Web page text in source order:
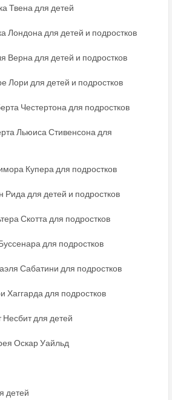
Твена для детей
Лондона для детей и подростков
Верна для детей и подростков
Лори для детей и подростков
Честертона для подростков
Льюиса Стивенсона для
Купера для подростков
для детей и подростков
Скотта для подростков
для подростков
Сабатини для подростков
Хаггарда для подростков
для детей
Оскар Уайльд
детей